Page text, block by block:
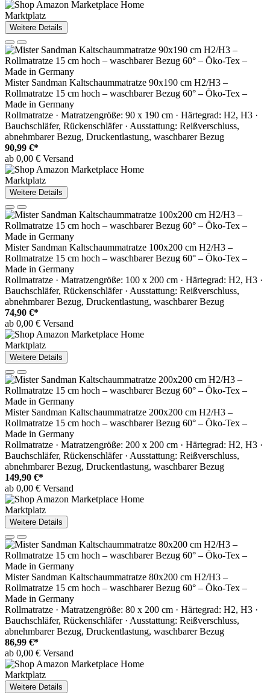
Marktplatz
Weitere Details
Mister Sandman Kaltschaummatratze 90x190 cm H2/H3 –
Rollmatratze 15 cm hoch – waschbarer Bezug 60° – Öko-Tex –
Made in Germany
Rollmatratze · Matratzengröße: 90 x 190 cm · Härtegrad: H2, H3 ·
Bauchschläfer, Rückenschläfer · Ausstattung: Reißverschluss,
abnehmbarer Bezug, Druckentlastung, waschbarer Bezug
90,99 €*
ab 0,00 € Versand
Marktplatz
Weitere Details
Mister Sandman Kaltschaummatratze 100x200 cm H2/H3 –
Rollmatratze 15 cm hoch – waschbarer Bezug 60° – Öko-Tex –
Made in Germany
Rollmatratze · Matratzengröße: 100 x 200 cm · Härtegrad: H2, H3 ·
Bauchschläfer, Rückenschläfer · Ausstattung: Reißverschluss,
abnehmbarer Bezug, Druckentlastung, waschbarer Bezug
74,90 €*
ab 0,00 € Versand
Marktplatz
Weitere Details
Mister Sandman Kaltschaummatratze 200x200 cm H2/H3 –
Rollmatratze 15 cm hoch – waschbarer Bezug 60° – Öko-Tex –
Made in Germany
Rollmatratze · Matratzengröße: 200 x 200 cm · Härtegrad: H2, H3 ·
Bauchschläfer, Rückenschläfer · Ausstattung: Reißverschluss,
abnehmbarer Bezug, Druckentlastung, waschbarer Bezug
149,90 €*
ab 0,00 € Versand
Marktplatz
Weitere Details
Mister Sandman Kaltschaummatratze 80x200 cm H2/H3 –
Rollmatratze 15 cm hoch – waschbarer Bezug 60° – Öko-Tex –
Made in Germany
Rollmatratze · Matratzengröße: 80 x 200 cm · Härtegrad: H2, H3 ·
Bauchschläfer, Rückenschläfer · Ausstattung: Reißverschluss,
abnehmbarer Bezug, Druckentlastung, waschbarer Bezug
86,99 €*
ab 0,00 € Versand
Marktplatz
Weitere Details